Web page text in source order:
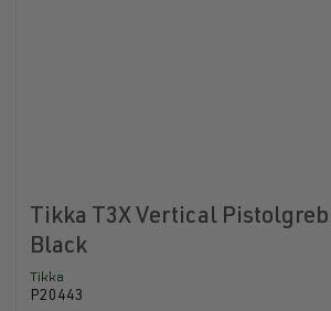
Tikka T3X Vertical
Black
Tikka
P20443